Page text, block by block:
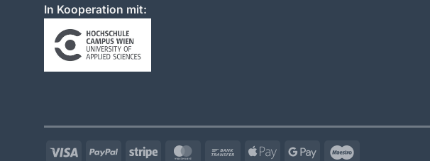
In Kooperation mit:
Visa PayPal Stripe MasterCard
Bank Apple Google